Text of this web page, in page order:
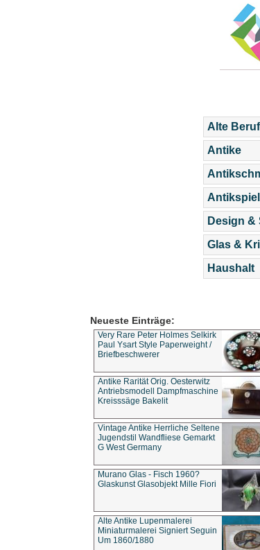
Alte
Antike
Design &
Glas &
Haushalt
Neueste Einträge:
Very Rare Peter Holmes Selkirk
Paul Ysart Style Paperweight /
Briefbeschwerer
Antike Rarität Orig. Oesterwitz
Antriebsmodell Dampfmaschine
Kreisssäge Bakelit
Vintage Antike Herrliche Seltene
Jugendstil Wandfliese Gemarkt
G West Germany
Murano Glas - Fisch 1960?
Glaskunst Glasobjekt Mille Fiori
Alte Antike Lupenmalerei
Miniaturmalerei Signiert Seguin
Um 1860/1880